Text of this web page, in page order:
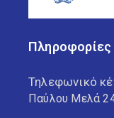
Πληροφορίες
Τηλεφωνικό
Παύλου Μελά